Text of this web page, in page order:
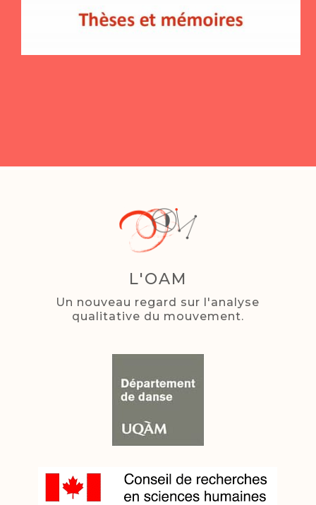
L'OAM
Un nouveau regard sur l'analyse
qualitative du mouvement.